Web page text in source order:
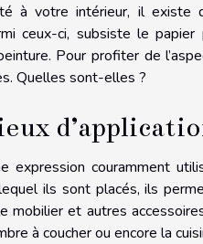
à votre intérieur, il existe
ceux-ci, subsiste le
Pour profiter de
Quelles sont-elles ?
expression couramment
ils sont placés, ils
mobilier et autres
à coucher ou encore la